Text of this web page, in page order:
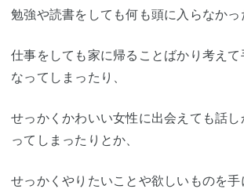
勉強や読書をしても何も頭に入らなかっ
仕事をしても家に帰ることばかり考え
なってしまったり、
せっかくかわいい女性に出会えても話
ってしまったりとか、
せっかくやりたいことや欲しいものを手